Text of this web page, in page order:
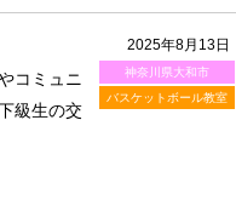
2025年8月13日
神奈川県大和市
バスケットボール教室
コミュニ
級生の交